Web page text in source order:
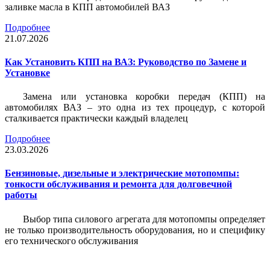
заливке масла в КПП автомобилей ВАЗ
Подробнее
21.07.2026
Как Установить КПП на ВАЗ: Руководство по Замене и
Установке
Замена или установка коробки передач (КПП) на
автомобилях ВАЗ – это одна из тех процедур, с которой
сталкивается практически каждый владелец
Подробнее
23.03.2026
Бензиновые, дизельные и электрические мотопомпы:
тонкости обслуживания и ремонта для долговечной
работы
Выбор типа силового агрегата для мотопомпы определяет
не только производительность оборудования, но и специфику
его технического обслуживания